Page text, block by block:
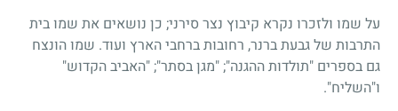
על שמו ולזכרו נקרא קיבוץ נצר סירני; כן נושאים את שמו בית
התרבות של גבעת ברנר, רחובות ברחבי הארץ ועוד. שמו הונצח
גם בספרים "תולדות ההגנה;" "מגן בסתר;" "האביב הקדוש"
ו"השליח".